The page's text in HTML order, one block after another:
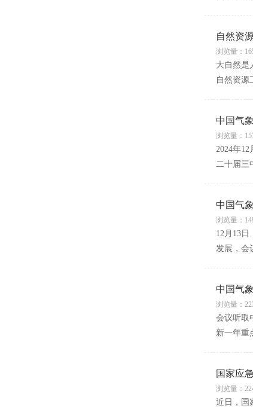
自然资
浏览量：
大自然是
自然资源
中国气
浏览量：
2024年
二十届三
中国气
浏览量：
12月13
发展，会
中国气
浏览量：
会议听取
新一年重
国家应
浏览量：
近日，国